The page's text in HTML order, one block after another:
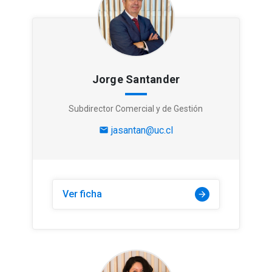
Jorge Santander
Subdirector Comercial y de Gestión
mail jasantan@uc.cl
Ver ficha arrow_forward